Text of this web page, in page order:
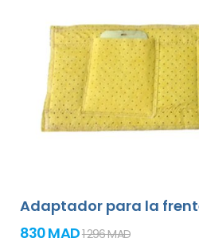
Adaptador para la
830 MAD1 296 MAD